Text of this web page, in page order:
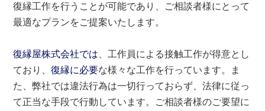
復縁工作を行うことが可能であり、ご相談者様にとって
最適なプランをご提案いたします。
復縁屋株式会社では 、工作員による接触工作が得意とし
ており、復縁に必要な様々な工作を行っています。ま
た、弊社では違法行為は一切行っておらず、法律に従っ
て正当な手段で行動しています。ご相談者様のご要望に